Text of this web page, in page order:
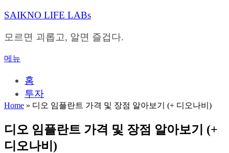
내
으
바
SAIKNO LIFE LABs
모르면 괴롭고, 알면 즐겁다.
메뉴
홈
투자
Home » 디오 임플란트 가격 및 장점 알아보기 (+ 디오나비)
디오 임플란트 가격 및 장점 알아보기 (+
디오나비)